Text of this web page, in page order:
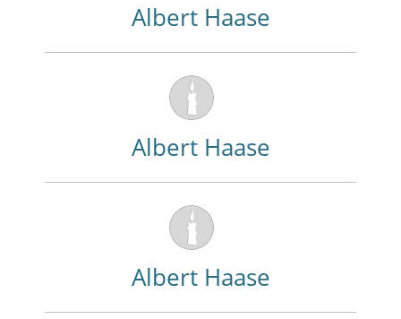
Albert Haase
Albert Haase
Albert Haase